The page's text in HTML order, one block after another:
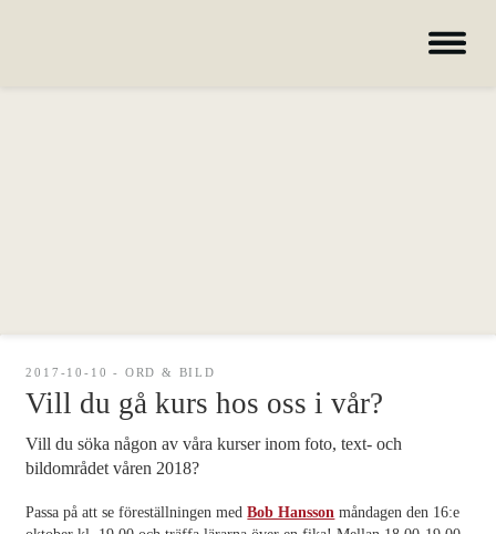
Kurser
Nyheter
Konferens & B&B
Nordiska deltagare
2017-10-10 - ORD & BILD
Vill du gå kurs hos oss i vår?
Vill du söka någon av våra kurser inom foto, text- och
bildområdet våren 2018?
Passa på att se föreställningen medBob Hansson måndagen den 16:e